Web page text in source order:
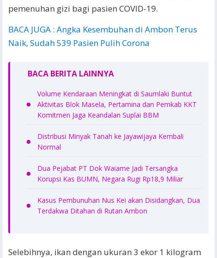
pemenuhan gizi bagi pasien COVID-19.
BACA JUGA : Angka Kesembuhan di Ambon Terus
Naik, Sudah 539 Pasien Pulih Corona
BACA BERITA LAINNYA
Volume Kendaraan Meningkat di Saumlaki Buntut
Aktivitas Blok Masela, Pertamina dan Pemkab KKT
Komitmen Jaga Keandalan Suplai BBM
Distribusi Minyak Tanah ke Jayawijaya Kembali
Normal
Dua Pejabat PT Dok Waiame Jadi Tersangka
Korupsi Kas BUMN, Negara Rugi Rp18,9 Miliar
Kasus Pembunuhan Nus Kei akan Disidangkan, Dua
Terdakwa Ditahan di Rutan Ambon
Selebihnya, ikan dengan ukuran 3 ekor 1 kilogram